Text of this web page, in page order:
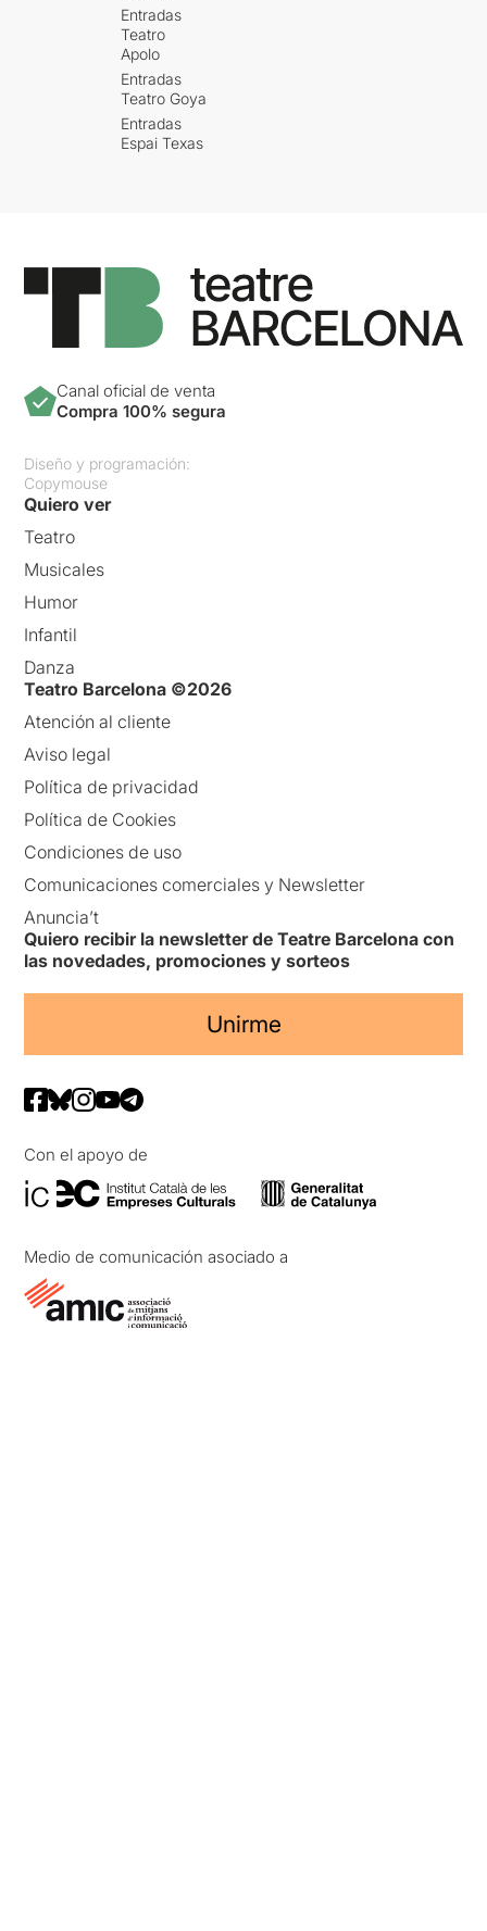
Entradas
Teatro
Apolo
Entradas
Teatro Goya
Entradas
Espai Texas
Canal oficial de venta
Compra 100% segura
Diseño y programación:
Copymouse
Quiero ver
Teatro
Musicales
Humor
Infantil
Danza
Teatro Barcelona ©2026
Atención al cliente
Aviso legal
Política de privacidad
Política de Cookies
Condiciones de uso
Comunicaciones comerciales y Newsletter
Anuncia’t
Quiero recibir la newsletter de Teatre Barcelona con
las novedades, promociones y sorteos
Unirme
Con el apoyo de
Medio de comunicación asociado a